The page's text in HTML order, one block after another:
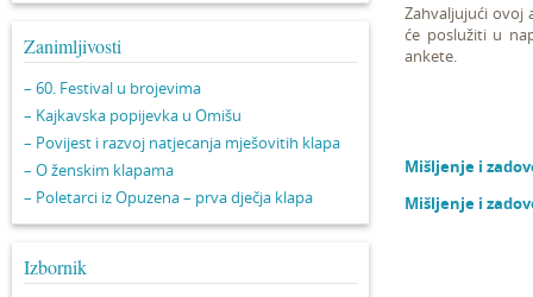
Zanimljivosti
– 60. Festival u brojevima
– Kajkavska popijevka u Omišu
– Povijest i razvoj natjecanja mješovitih klapa
– O ženskim klapama
– Poletarci iz Opuzena – prva dječja klapa
Izbornik
Zahvaljujući ovoj
će poslužiti u
ankete.
Mišljenje i
Mišljenje i